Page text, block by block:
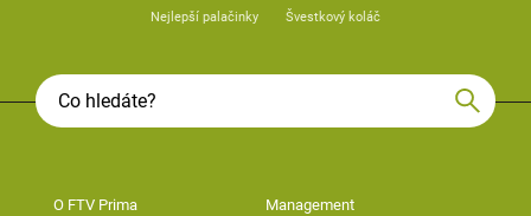
Nejlepší palačinky Švestkový koláč
O FTV Prima Management